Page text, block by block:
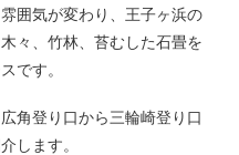
囲気が変わり、王子ヶ浜の
々、竹林、苔むした石畳を
です。
角登り口から三輪崎登り口
します。